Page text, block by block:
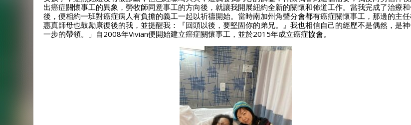
出癌症關懷事工的異象，勞牧師同意事工的方向後，就讓我開展紐約全新的關懷和佈道工作。當我完成了治療
後，便相約一班對癌症病人有負擔的義工一起以祈禱開始。當時南加州角聲分會都有癌症關懷事工，那邊的主
惠真師母也鼓勵康復後的我，並提醒我：『回頭以後，要堅固你的弟兄。』我也相信自己的經歷不是偶然，是
一步的帶領。」自2008年Vivian便開始建立癌症關懷事工，並於2015年成立癌症協會。